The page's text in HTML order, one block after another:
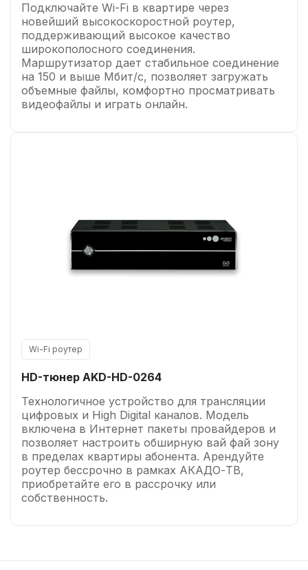
Подключайте Wi-Fi в квартире через
новейший высокоскоростной роутер,
поддерживающий высокое качество
широкополосного соединения.
Маршрутизатор дает стабильное соединение
на 150 и выше Мбит/с, позволяет загружать
объемные файлы, комфортно просматривать
видеофайлы и играть онлайн.
Wi-Fi роутер
HD-тюнер AKD-HD-0264
Технологичное устройство для трансляции
цифровых и High Digital каналов. Модель
включена в Интернет пакеты провайдеров и
позволяет настроить обширную вай фай зону
в пределах квартиры абонента. Арендуйте
роутер бессрочно в рамках АКАДО-ТВ,
приобретайте его в рассрочку или
собственность.